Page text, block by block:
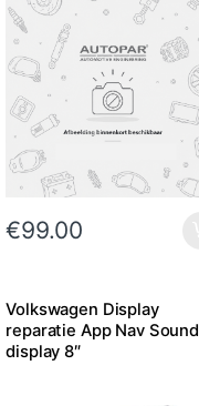
€99.00
Volkswagen Display
reparatie App Nav Sound
display 8″